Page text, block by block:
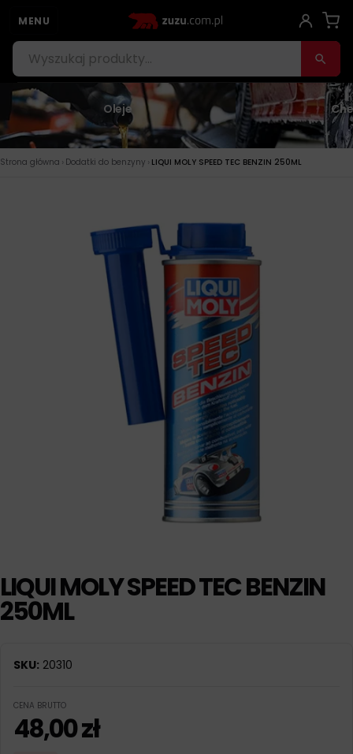
MENU
Oleje
Strona główna › Dodatki do benzyny › LIQUI MOLY SPEED TEC BENZIN 250ML
LIQUI MOLY SPEED TEC BENZIN
250ML
SKU: 20310
CENA BRUTTO
48,00zł